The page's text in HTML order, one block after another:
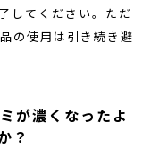
してください。ただ
の使用は引き続き避
が濃くなったよ
？